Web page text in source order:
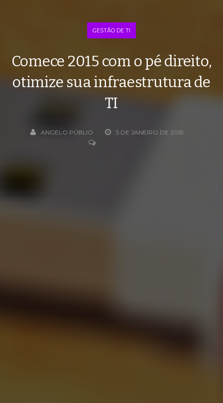
GESTÃO DE TI
Comece 2015 com o pé direito,
otimize sua infraestrutura de
TI
ANGELO PÚBLIO 5 DE JANEIRO DE 2015